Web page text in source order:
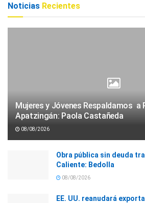
Noticias Recientes
Mujeres y Jóvenes Respaldamos a
Apatzingán: Paola Castañeda
08/08/2026
Obra pública sin deuda
Caliente: Bedolla
08/08/2026
EE. UU. reanudará